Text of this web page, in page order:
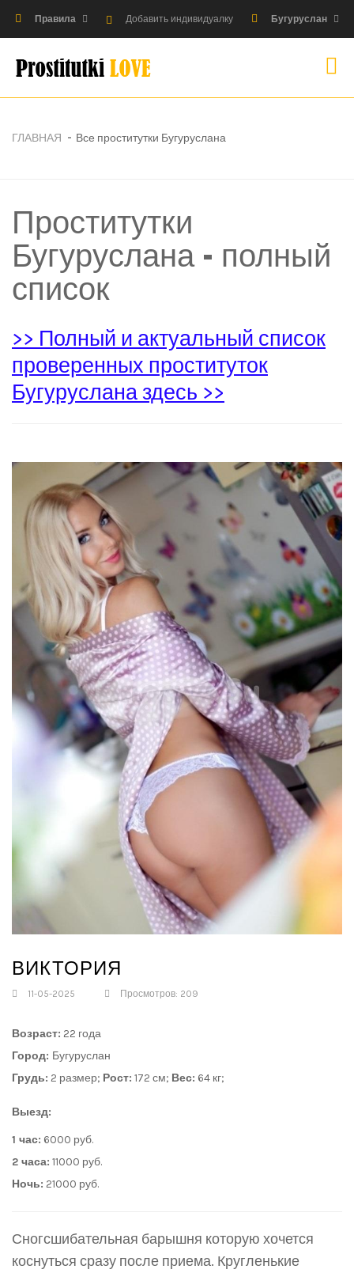
Правила Добавить индивидуалку Бугуруслан
ГЛАВНАЯ Все проститутки Бугуруслана
Проститутки
Бугуруслана - полный
список
>> Полный и актуальный список
проверенных проституток
Бугуруслана здесь >>
ВИКТОРИЯ
11-05-2025 Просмотров: 209
Возраст: 22 года
Город: Бугуруслан
Грудь: 2 размер; Рост: 172 см; Вес: 64 кг;
Выезд:
1 час: 6000 руб.
2 часа: 11000 руб.
Ночь: 21000 руб.
Сногсшибательная барышня которую хочется
коснуться сразу после приема. Кругленькие